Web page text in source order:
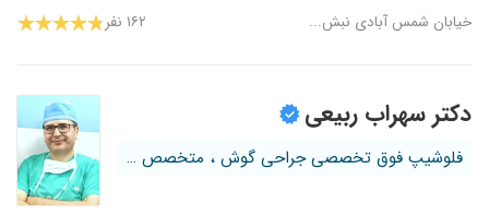
خیابان شمس آبادی نبش... ۱۶۲ نفر
دکتر سهراب ربیعی
فلوشیپ فوق تخصصی جراحی گوش ، متخصص جر...